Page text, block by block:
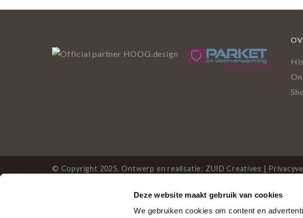
Deze website maakt gebruik van cookies
We gebruiken cookies om content en
© Copyright 2025. Ontwerp en realisatie: ZUID Creatives |
Deze website gebruikt cookies